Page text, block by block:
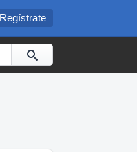
Regístrate